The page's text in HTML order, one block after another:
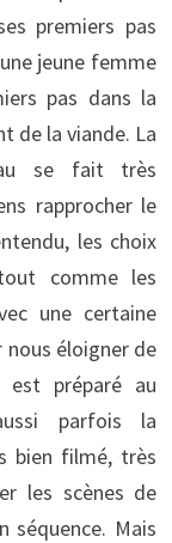
premiers pas
jeune femme
pas dans la
de la viande. La
se fait très
rapprocher le
les choix
comme les
une certaine
nous éloigner de
préparé au
parfois la
bien filmé, très
les scènes de
séquence. Mais